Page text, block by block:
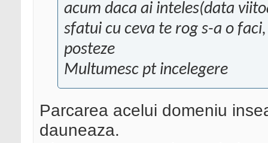
acum daca ai inteles(data
sfatui cu ceva te rog s-a o
posteze
Multumesc pt incelegere
Parcarea acelui domeniu
dauneaza.